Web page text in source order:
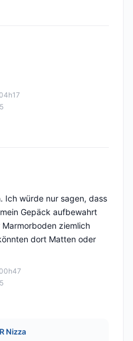
Ich würde nur sagen, dass
Gepäck aufbewahrt
ziemlich
dort Matten oder
Nizza